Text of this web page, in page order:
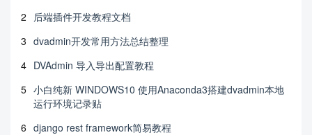
2
后端插件开发教程文档
3 dvadmin开发常用方法总结整理
4 DVAdmin 导入导出配置教程
5 小白纯新 WINDOWS10 使用Anaconda3搭建dvadmin本地
运行环境记录贴
6 django rest framework简易教程